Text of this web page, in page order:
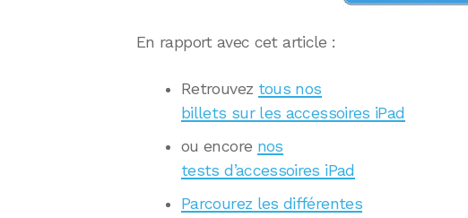
En rapport avec cet article :
Retrouvez tous nos
billets sur les accessoires iPad
ou encore nos
tests d’accessoires iPad
Parcourez les différentes